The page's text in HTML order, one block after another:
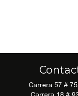
Carrera 57 #